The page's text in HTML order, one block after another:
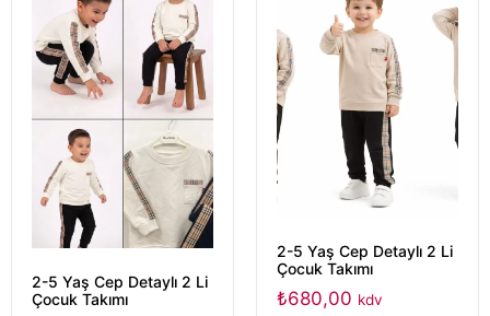
2-5 Yaş Cep Detaylı 2 Li
Çocuk Takımı
2-5 Yaş Cep Detaylı 2 Li
Çocuk Takımı
₺680,00 kdv